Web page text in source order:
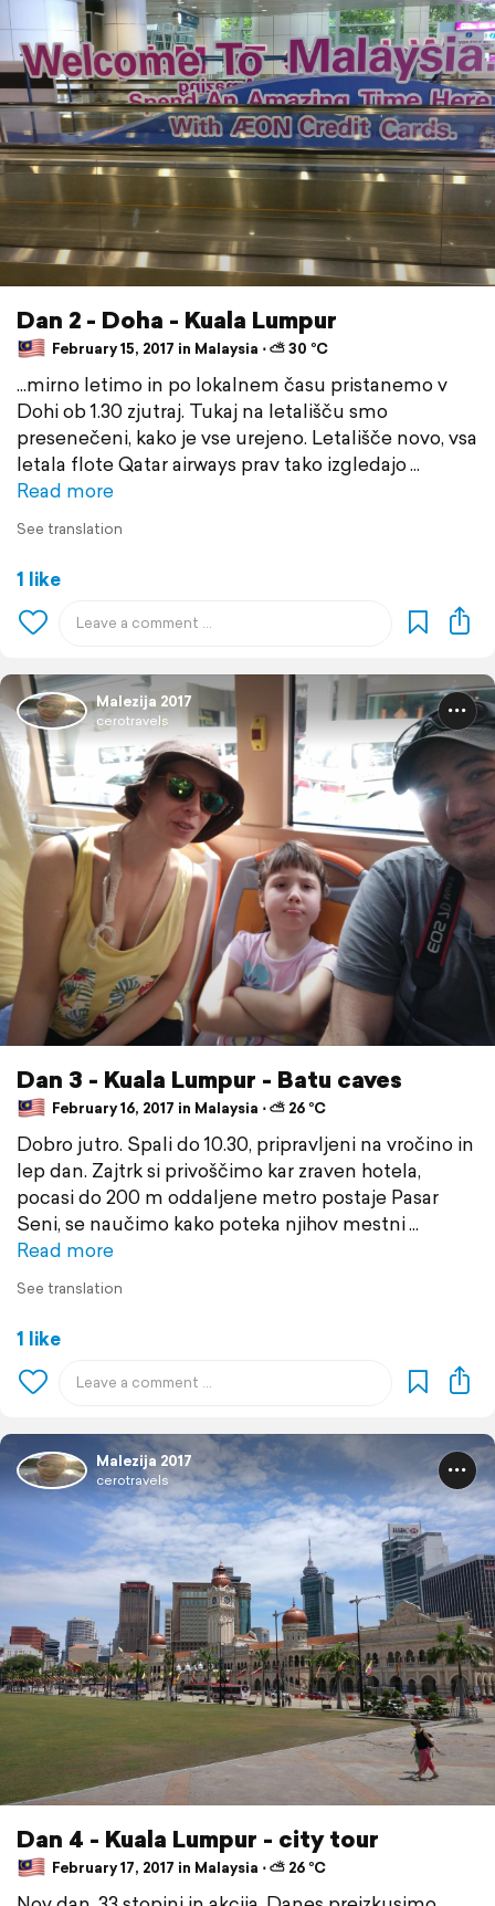
Dan 2 - Doha - Kuala Lumpur
February 15, 2017 in Malaysia ⋅ ⛅ 30 °C
...mirno letimo in po lokalnem času pristanemo v
Dohi ob 1.30 zjutraj. Tukaj na letališču smo
presenečeni, kako je vse urejeno. Letališče novo, vsa
letala flote Qatar airways prav tako izgledajo
Read more
See translation
1 like
Malezija 2017
cerotravels
Dan 3 - Kuala Lumpur - Batu caves
February 16, 2017 in Malaysia ⋅ ⛅ 26 °C
Dobro jutro. Spali do 10.30, pripravljeni na vročino in
lep dan. Zajtrk si privoščimo kar zraven hotela,
pocasi do 200 m oddaljene metro postaje Pasar
Seni, se naučimo kako poteka njihov mestni
Read more
See translation
1 like
Malezija 2017
cerotravels
Dan 4 - Kuala Lumpur - city tour
February 17, 2017 in Malaysia ⋅ ⛅ 26 °C